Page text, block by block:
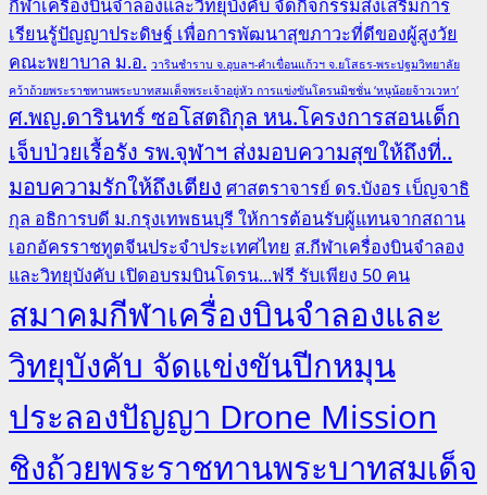
กีฬาเครื่องบินจำลองและวิทยุบังคับ จัดกิจกรรมส่งเสริมการ
เรียนรู้ปัญญาประดิษฐ์ เพื่อการพัฒนาสุขภาวะที่ดีของผู้สูงวัย
คณะพยาบาล ม.อ. วารินชำราบ จ.อุบลฯ-คำเขื่อนแก้วฯ จ.ยโสธร-พระปฐมวิทยาลัย
คว้าถ้วยพระราชทานพระบาทสมเด็จพระเจ้าอยู่หัว การแข่งขันโดรนมิชชั่น ‘หนูน้อยจ้าวเวหา’
ศ.พญ.ดารินทร์ ซอโสตถิกุล หน.โครงการสอนเด็ก
เจ็บป่วยเรื้อรัง รพ.จุฬาฯ ส่งมอบความสุขให้ถึงที่..
มอบความรักให้ถึงเตียง ศาสตราจารย์ ดร.บังอร เบ็ญจาธิ
กุล อธิการบดี ม.กรุงเทพธนบุรี ให้การต้อนรับผู้แทนจากสถาน
เอกอัครราชทูตจีนประจำประเทศไทย ส.กีฬาเครื่องบินจำลอง
และวิทยุบังคับ เปิดอบรมบินโดรน...ฟรี รับเพียง 50 คน
สมาคมกีฬาเครื่องบินจำลองและ
วิทยุบังคับ จัดแข่งขันปีกหมุน
ประลองปัญญา Drone Mission
ชิงถ้วยพระราชทานพระบาทสมเด็จ